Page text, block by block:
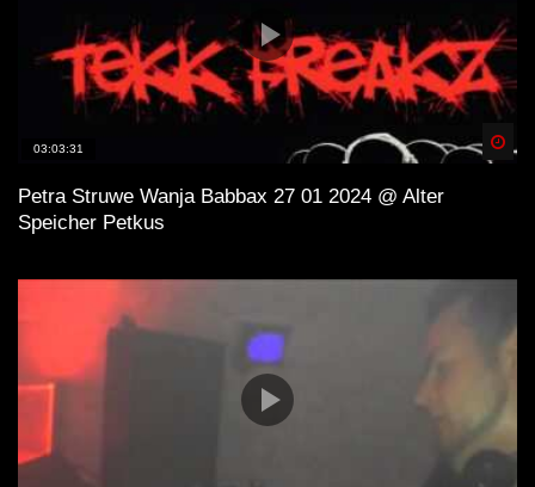
03:03:31
Petra Struwe Wanja Babbax 27 01 2024 @ Alter
Speicher Petkus